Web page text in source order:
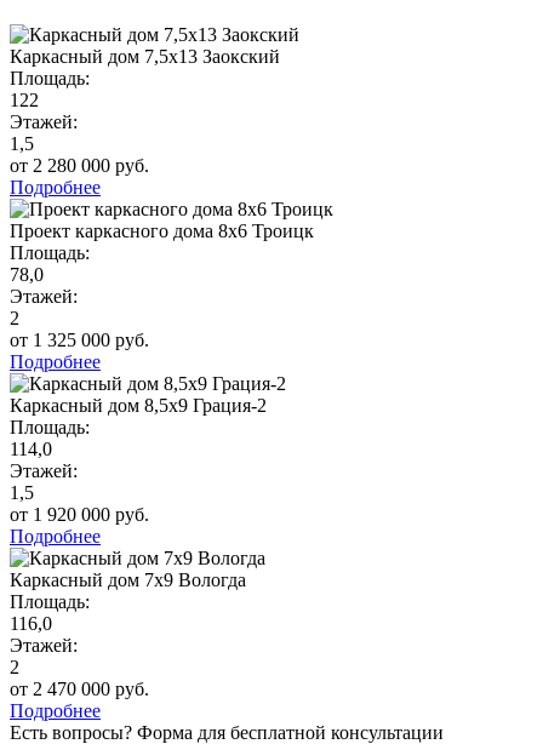
Каркасный дом 7,5х13 Заокский
Площадь:
122
Этажей:
1,5
от 2 280 000 руб.
Подробнее
Проект каркасного дома 8х6 Троицк
Площадь:
78,0
Этажей:
2
от 1 325 000 руб.
Подробнее
Каркасный дом 8,5х9 Грация-2
Площадь:
114,0
Этажей:
1,5
от 1 920 000 руб.
Подробнее
Каркасный дом 7х9 Вологда
Площадь:
116,0
Этажей:
2
от 2 470 000 руб.
Подробнее
Есть вопросы? Форма для бесплатной консультации